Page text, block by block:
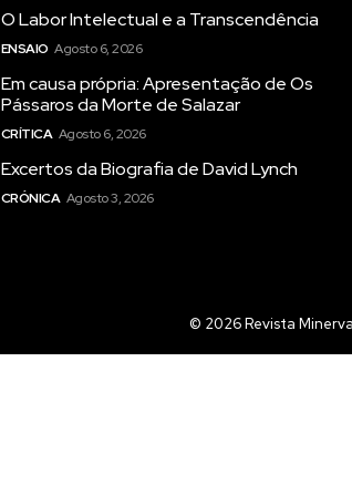
O Labor Intelectual e a Transcendência
ENSAIO Agosto 6, 2026
Em causa própria: Apresentação de Os
Pássaros da Morte de Salazar
CRÍTICA Agosto 6, 2026
Excertos da Biografia de David Lynch
CRÓNICA Agosto 3, 2026
© 2026 Revista